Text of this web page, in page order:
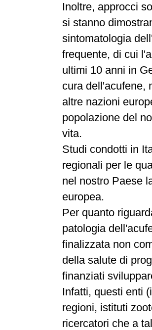
Inoltre, approcci
si stanno
sintomatologia
frequente, di cui
ultimi 10 anni in
cura dell'acufene,
altre nazioni
popolazione del
vita.
Studi condotti in
regionali per le
nel nostro Paese
europea.
Per quanto
patologia
finalizzata non
della salute di
finanziati
Infatti, questi enti
regioni, istituti
ricercatori che a